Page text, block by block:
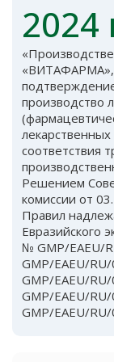
2024
«ВИТАФАРМА»,
производство
соответствия
Решением
комиссии от
Правил
Евразийского
№ GMP/EAEU/
GMP/EAEU/
GMP/EAEU/
GMP/EAEU/
GMP/EAEU/